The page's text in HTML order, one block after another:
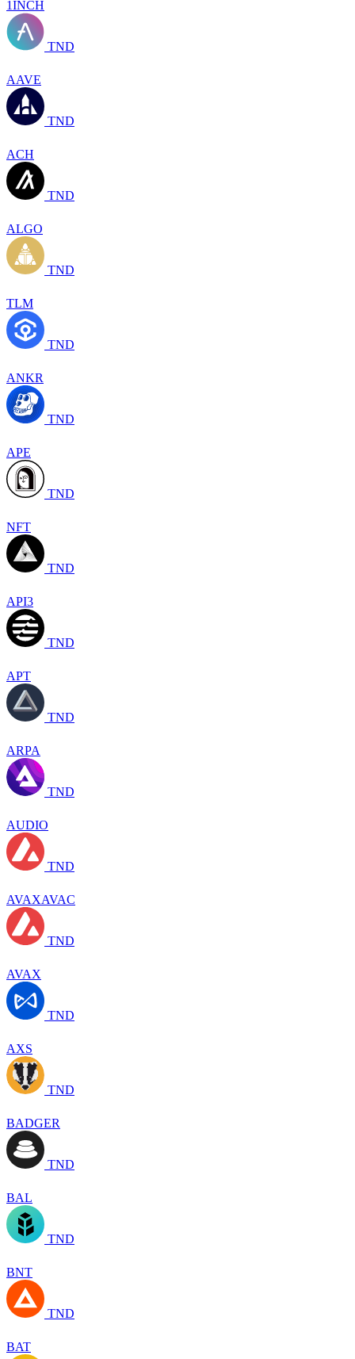
1INCH
TND
AAVE
TND
ACH
TND
ALGO
TND
TLM
TND
ANKR
TND
APE
TND
NFT
TND
API3
TND
APT
TND
ARPA
TND
AUDIO
TND
AVAXAVAC
TND
AVAX
TND
AXS
TND
BADGER
TND
BAL
TND
BNT
TND
BAT